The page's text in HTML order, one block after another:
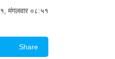
मंगलवार ०८:५१
Share